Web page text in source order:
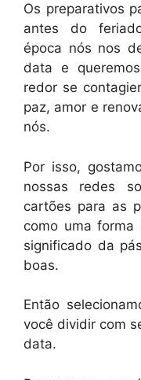
Os preparativos
antes do
época nós nos
data e
redor se
paz, amor e
nós.
Por isso,
nossas redes
cartões para as
como uma
significado da
boas.
Então
você dividir com
data.